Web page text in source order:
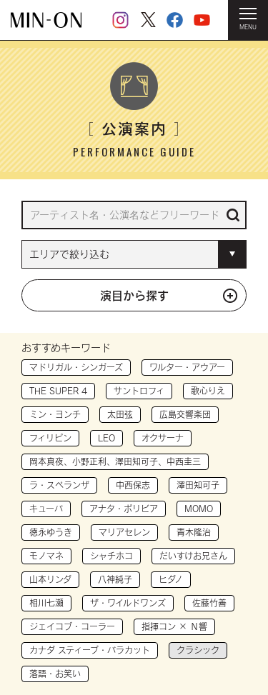
MENU
HOME ＞ 公演案内
［公演案内］
PERFORMANCE GUIDE
演目から探す
おすすめキーワード
マドリガル・シンガーズ ワルター・アウアー
THE SUPER 4 サントロフィ 歌心りえ
ミン・ヨンチ 太田弦 広島交響楽団
フィリピン LEO オクサーナ
岡本真夜、小野正利、澤田知可子、中西圭三
ラ・スペランザ 中西保志 澤田知可子
キューバ アナタ・ボリビア MOMO
徳永ゆうき マリアセレン 青木隆治
モノマネ シャチホコ だいすけお兄さん
山本リンダ 八神純子 ヒダノ
相川七瀬 ザ・ワイルドワンズ 佐藤竹善
ジェイコブ・コーラー 指揮コン × Ｎ響
カナダ スティーブ・バラカット クラシック
落語・お笑い